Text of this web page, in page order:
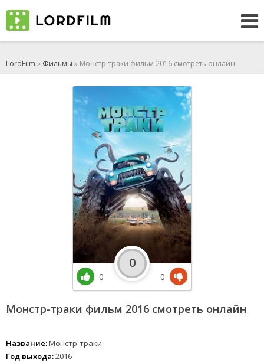
LordFilm » Фильмы » Монстр-траки фильм 2016 смотреть онлайн
Монстр-траки фильм 2016 смотреть онлайн
Название:Монстр-траки
Год выхода:2016
0
0
0